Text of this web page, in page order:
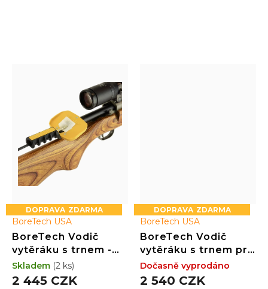
ZDARMA
BoreTech USA
BoreTech Vodič
vytěráku s trnem -
.22LR (pro CZ
452/453/455/457)
2 445 CZK
Skladem (2 ks)
ZDARMA
BoreTech USA
BoreTech Vodič
vytěráku s trnem pro
AR-15 (223/5,56mm)
2 540 CZK
Dočasně vyprodáno